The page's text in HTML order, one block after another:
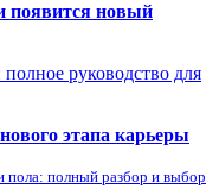
появится новый
руководство для
этапа карьеры
пола: полный разбор и выбор